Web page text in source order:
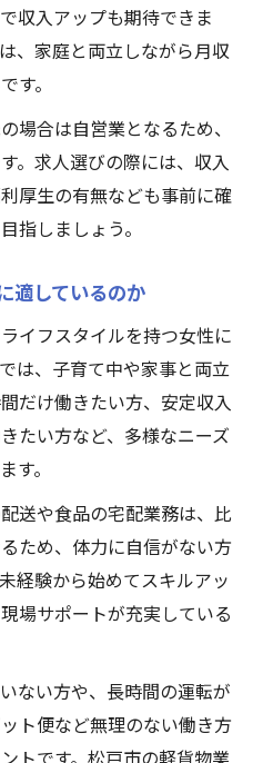
収入アップも期待できま
、家庭と両立しながら月収
す。
場合は自営業となるため、
。求人選びの際には、収入
厚生の有無なども事前に確
指しましょう。
適しているのか
イフスタイルを持つ女性に
は、子育て中や家事と両立
だけ働きたい方、安定収入
たい方など、多様なニーズ
す。
送や食品の宅配業務は、比
ため、体力に自信がない方
経験から始めてスキルアッ
場サポートが充実している
ない方や、長時間の運転が
ト便など無理のない働き方
トです。松戸市の軽貨物業